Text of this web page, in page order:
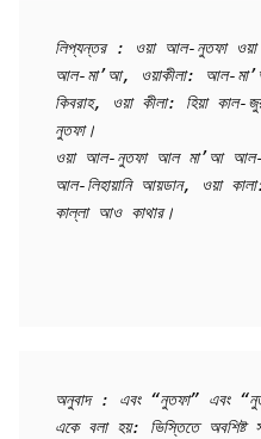
লিপ্যন্তর : ওয়া আল-নুতফা
আল-মা’আ, ওয়াকীলা: আল-
কিবরাহ, ওয়া কীলা: হিয়া
নুতফা।
ওয়া আল-নুতফা আল মা’আ আল-
আল-লিহায়ানি আয়ডান, ওয়া
কাল্লা আও কাথার।
অনুবাদ : এবং “নুতফা” এবং
একে বলা হয়: ভিস্তিতে অবশিষ্ট